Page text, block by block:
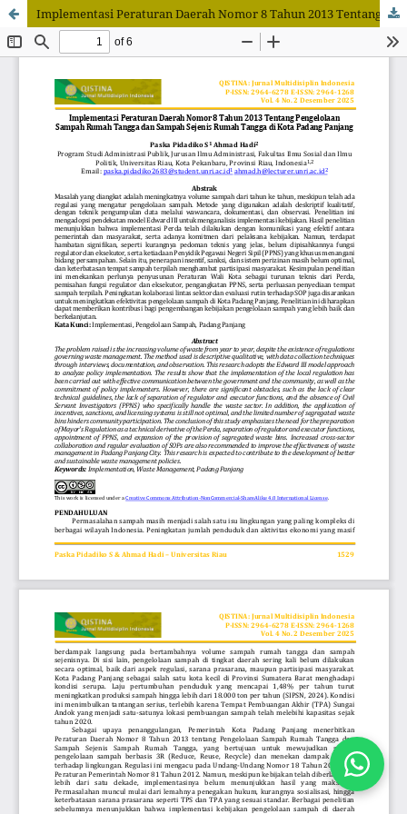
Implementasi Peraturan Daerah Nomor 8 Tahun 2013 Tentang Pengelolaan Sampah Rumah Tangga dan Sampah Sejenis Rumah Tangga di Kota Padang Panjang